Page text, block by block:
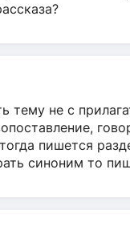
тему не с
пишется
синоним то